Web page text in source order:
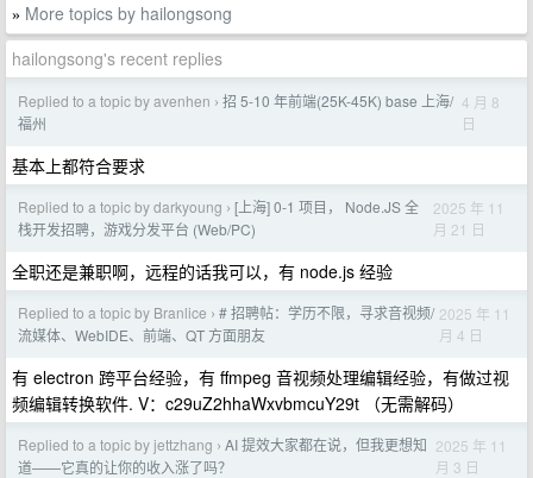
» More topics by hailongsong
hailongsong's recent replies
Replied to a topic by avenhen › 招 5-10 年前端(25K-45K) base 上海/
福州
4 月 8
日
基本上都符合要求
Replied to a topic by darkyoung › [上海] 0-1 项目， Node.JS 全
栈开发招聘，游戏分发平台 (Web/PC)
2025 年 11
月 21 日
全职还是兼职啊，远程的话我可以，有 node.js 经验
Replied to a topic by Branlice › # 招聘帖：学历不限，寻求音视频/
流媒体、WebIDE、前端、QT 方面朋友
2025 年 11
月 4 日
有 electron 跨平台经验，有 ffmpeg 音视频处理编辑经验，有做过视
频编辑转换软件. V：c29uZ2hhaWxvbmcuY29t （无需解码）
Replied to a topic by jettzhang › AI 提效大家都在说，但我更想知
道——它真的让你的收入涨了吗？
2025 年 11
月 3 日